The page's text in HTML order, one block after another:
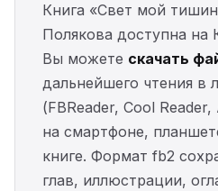
Книга «Свет мой
Полякова доступна на
Вы можете скачать
дальнейшего чтения в
(FBReader, Cool
на смартфоне,
книге. Формат fb2
глав, иллюстрации,